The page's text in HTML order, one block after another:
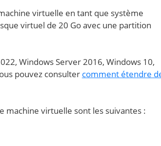
virtuelle en tant que système
virtuel de 20 Go avec une partition
Windows Server 2016, Windows 10,
pouvez consulter comment étendre
machine virtuelle sont les suivantes :